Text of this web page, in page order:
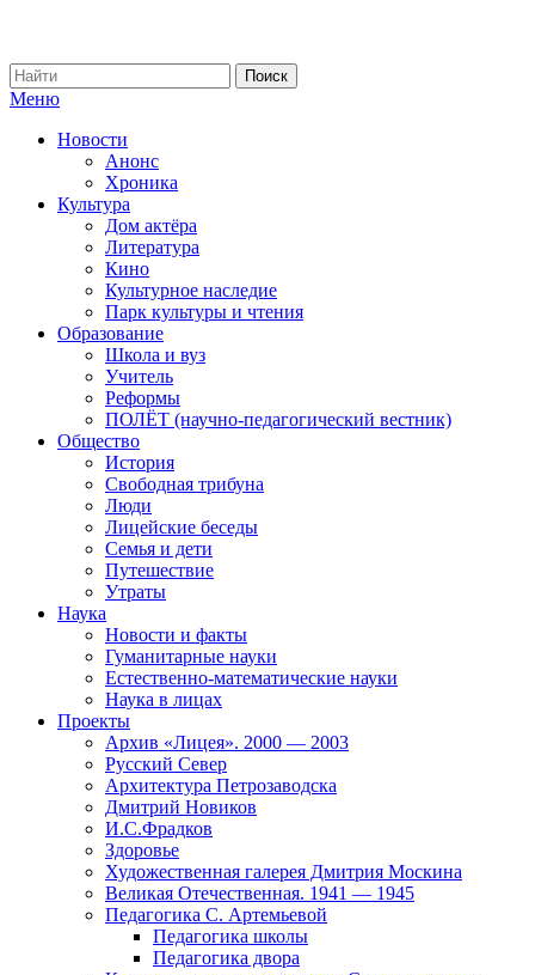
Меню
Новости
Анонс
Хроника
Культура
Дом актёра
Литература
Кино
Культурное наследие
Парк культуры и чтения
Образование
Школа и вуз
Учитель
Реформы
ПОЛЁТ (научно-педагогический вестник)
Общество
История
Свободная трибуна
Люди
Лицейские беседы
Семья и дети
Путешествие
Утраты
Наука
Новости и факты
Гуманитарные науки
Естественно-математические науки
Наука в лицах
Проекты
Архив «Лицея». 2000 — 2003
Русский Север
Архитектура Петрозаводска
Дмитрий Новиков
И.С.Фрадков
Здоровье
Художественная галерея Дмитрия Москина
Великая Отечественная. 1941 — 1945
Педагогика С. Артемьевой
Педагогика школы
Педагогика двора